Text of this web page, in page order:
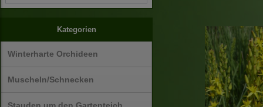
Kategorien
Winterharte Orchideen
Muscheln/Schnecken